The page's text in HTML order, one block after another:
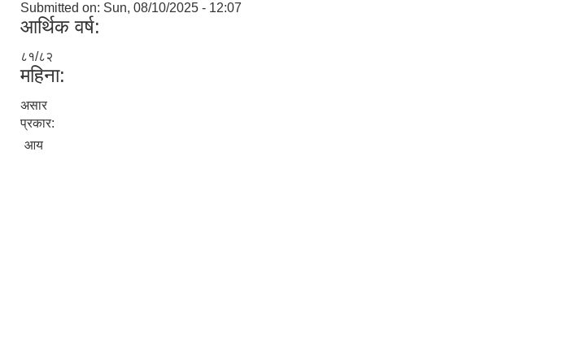
Submitted on: Sun, 08/10/2025 - 12:07
आर्थिक वर्ष:
८१/८२
महिना:
असार
प्रकार:
आय